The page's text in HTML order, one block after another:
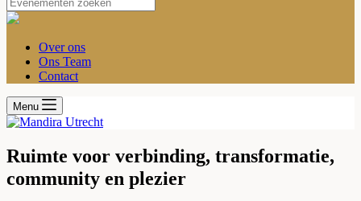
Over ons
Ons Team
Contact
Menu
Ruimte voor verbinding, transformatie,
community en plezier